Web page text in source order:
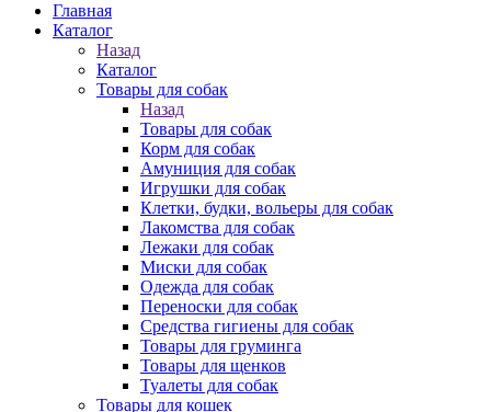
Главная
Каталог
Назад
Каталог
Товары для собак
Назад
Товары для собак
Корм для собак
Амуниция для собак
Игрушки для собак
Клетки, будки, вольеры для собак
Лакомства для собак
Лежаки для собак
Миски для собак
Одежда для собак
Переноски для собак
Средства гигиены для собак
Товары для груминга
Товары для щенков
Туалеты для собак
Товары для кошек